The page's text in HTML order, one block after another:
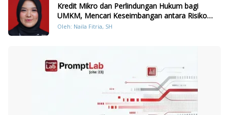
Kredit Mikro dan Perlindungan Hukum bagi
UMKM, Mencari Keseimbangan antara Risiko
dan Akses
Oleh: Naila Fitria, SH